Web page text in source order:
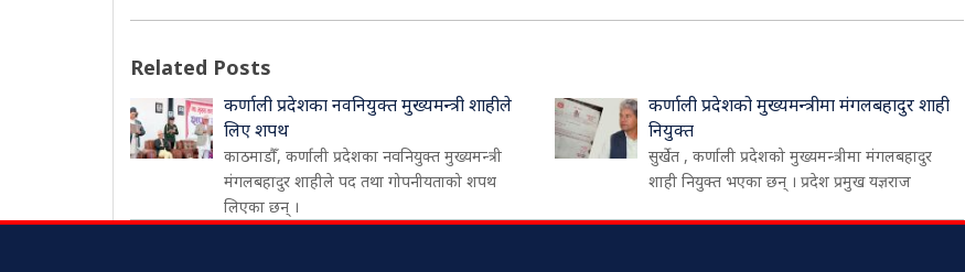
Related Posts
कर्णाली प्रदेशका नवनियुक्त मुख्यमन्त्री शाहीले
लिए शपथ
काठमाडौँ, कर्णाली प्रदेशका नवनियुक्त मुख्यमन्त्री
मंगलबहादुर शाहीले पद तथा गोपनीयताको शपथ
लिएका छन् ।
कर्णाली प्रदेशको मुख्यमन्त्रीमा मंगलबहादुर शाही
नियुक्त
सुर्खेत , कर्णाली प्रदेशको मुख्यमन्त्रीमा मंगलबहादुर
शाही नियुक्त भएका छन् । प्रदेश प्रमुख यज्ञराज